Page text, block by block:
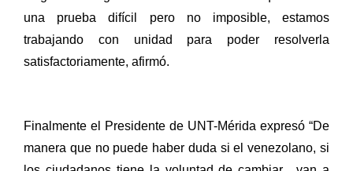
una prueba difícil pero no imposible, estamos
trabajando con unidad para poder resolverla
satisfactoriamente, afirmó.
Finalmente el Presidente de UNT-Mérida expresó “De
manera que no puede haber duda si el venezolano, si